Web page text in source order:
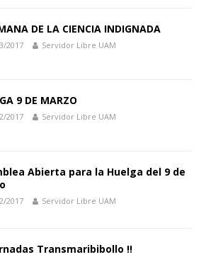
DE LA CIENCIA INDIGNADA
2017 Servidor Libre UAM
9 DE MARZO
2017 Servidor Libre UAM
Abierta para la Huelga del 9 de
2017 Servidor Libre UAM
Transmaribibollo !!